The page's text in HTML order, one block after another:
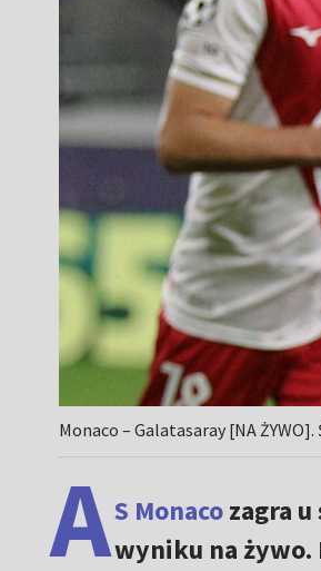
Monaco – Galatasaray [NA
AS Monacozagra u
wyniku na żywo.